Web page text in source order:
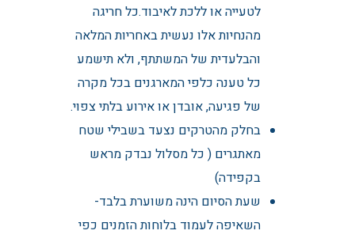
לטעייה או ללכת לאיבוד.כל חריגה
מהנחיות אלו נעשית באחריות המלאה
והבלעדית של המשתתף, ולא תישמע
כל טענה כלפי המארגנים בכל מקרה
של פגיעה, אובדן או אירוע בלתי צפוי.
בחלק מהטרקים נצעד בשבילי שטח
מאתגרים ( כל מסלול נבדק מראש
בקפידה)
שעת הסיום הינה משוערת בלבד-
השאיפה לעמוד בלוחות הזמנים כפי